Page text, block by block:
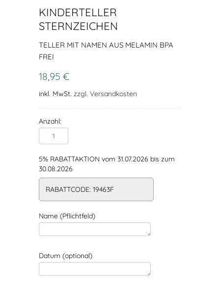
KINDERTELLER
STERNZEICHEN
TELLER MIT NAMEN AUS MELAMIN BPA
FREI
18,95 €
inkl. MwSt. zzgl. Versandkosten
Anzahl:
5% RABATTAKTION vom 31.07.2026 bis zum
30.08.2026
RABATTCODE: 19463F
Name (Pflichtfeld)
Datum (optional)